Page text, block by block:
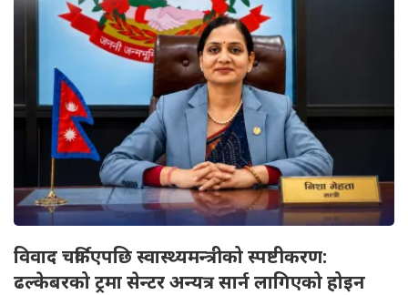
विवाद चर्किएपछि स्वास्थ्यमन्त्रीको स्पष्टीकरण:
ढल्केबरको ट्रमा सेन्टर अन्यत्र सार्न लागिएको होइन